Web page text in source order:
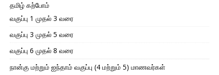
தமிழ் கற்போம்
வகுப்பு 1 முதல் 3 வரை
வகுப்பு 3 முதல் 5 வரை
வகுப்பு 6 முதல் 8 வரை
நான்கு மற்றும் ஐந்தாம் வகுப்பு (4 மற்றும் 5) மாணவர்கள்